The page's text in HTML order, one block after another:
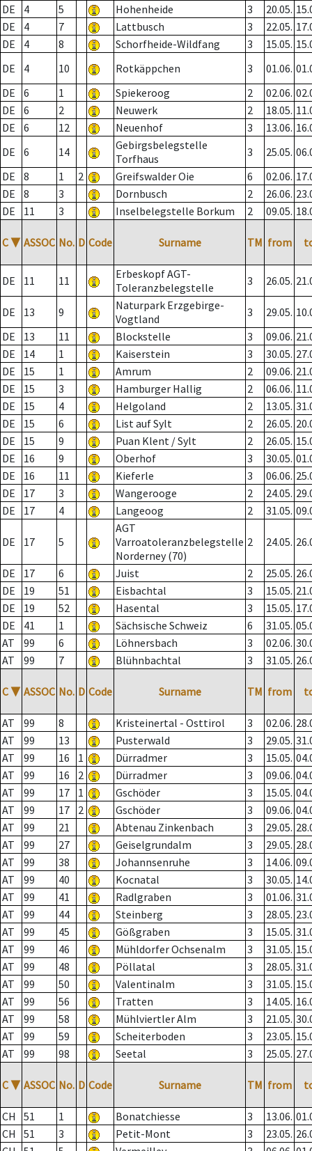
DE
4 5 Hohenheide 3 20.05.
DE
4 7 Lattbusch 3 22.05.
DE
4 8 Schorfheide-Wildfang 3 15.05.
DE
4 10 Rotkäppchen 3 01.06.
DE
6 1 Spiekeroog 2 02.06.
DE
6 2 Neuwerk 2 18.05.
DE
6 12 Neuenhof 3 13.06.
DE
6 14
Gebirgsbelegstelle
Torfhaus
3 25.05.
DE
8 1 2 Greifswalder Oie 6 02.06.
DE
8 3 Dornbusch 2 26.06.
DE
11 3 Inselbelegstelle Borkum 2 09.05.
C ▼ ASSOC No. D Code Surname TM from
DE 11 11
Erbeskopf AGT-
Toleranzbelegstelle
3 26.05.
DE 13 9
Naturpark Erzgebirge-
Vogtland
3 29.05.
DE
13 11 Blockstelle 3 09.06.
DE
14 1 Kaiserstein 3 30.05.
DE
15 1 Amrum 2 09.06.
DE
15 3 Hamburger Hallig 2 06.06.
DE
15 4 Helgoland 2 13.05.
DE
15 6 List auf Sylt 2 26.05.
DE
15 9 Puan Klent / Sylt 2 26.05.
DE
16 9 Oberhof 3 30.05.
DE
16 11 Kieferle 3 06.06.
DE
17 3 Wangerooge 2 24.05.
DE
17 4 Langeoog 2 31.05.
DE 17 5
AGT
Varroatoleranzbelegstelle
Norderney (70)
2 24.05.
DE 17 6 Juist 2 25.05.
DE
19 51 Eisbachtal 3 15.05.
DE
19 52 Hasental 3 15.05.
DE
41 1 Sächsische Schweiz 6 31.05.
AT
99 6 Löhnersbach 3 02.06.
AT
99 7 Blühnbachtal 3 31.05.
C ▼ ASSOC No. D Code Surname TM from
AT 99 8 Kristeinertal - Osttirol 3 02.06.
AT
99 13 Pusterwald 3 29.05.
AT
99 16 1 Dürradmer 3 15.05.
AT
99 16 2 Dürradmer 3 09.06.
AT
99 17 1 Gschöder 3 15.05.
AT
99 17 2 Gschöder 3 09.06.
AT
99 21 Abtenau Zinkenbach 3 29.05.
AT
99 27 Geiselgrundalm 3 29.05.
AT
99 38 Johannsenruhe 3 14.06.
AT
99 40 Kocnatal 3 30.05.
AT
99 41 Radlgraben 3 01.06.
AT
99 44 Steinberg 3 28.05.
AT
99 45 Gößgraben 3 15.05.
AT
99 46 Mühldorfer Ochsenalm 3 31.05.
AT
99 48 Pöllatal 3 28.05.
AT
99 50 Valentinalm 3 31.05.
AT
99 56 Tratten 3 14.05.
AT
99 58 Mühlviertler Alm 3 21.05.
AT
99 59 Scheiterboden 3 23.05.
AT
99 98 Seetal 3 25.05.
C ▼ ASSOC No. D Code Surname TM from
CH 51 1 Bonatchiesse 3 13.06.
CH
51 3 Petit-Mont 3 23.05.